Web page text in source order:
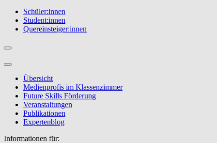
Schüler:innen
Student:innen
Quereinsteiger:innen
Übersicht
Medienprofis im Klassenzimmer
Future Skills Förderung
Veranstaltungen
Publikationen
Expertenblog
Informationen für: